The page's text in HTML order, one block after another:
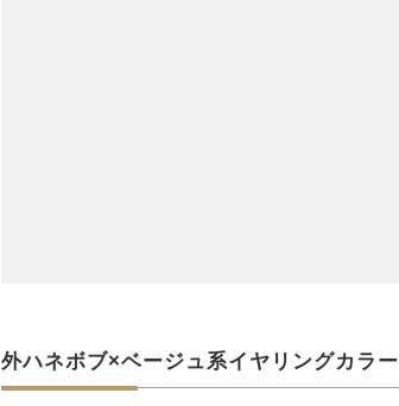
外ハネボブ×ベージュ系イヤリングカラー